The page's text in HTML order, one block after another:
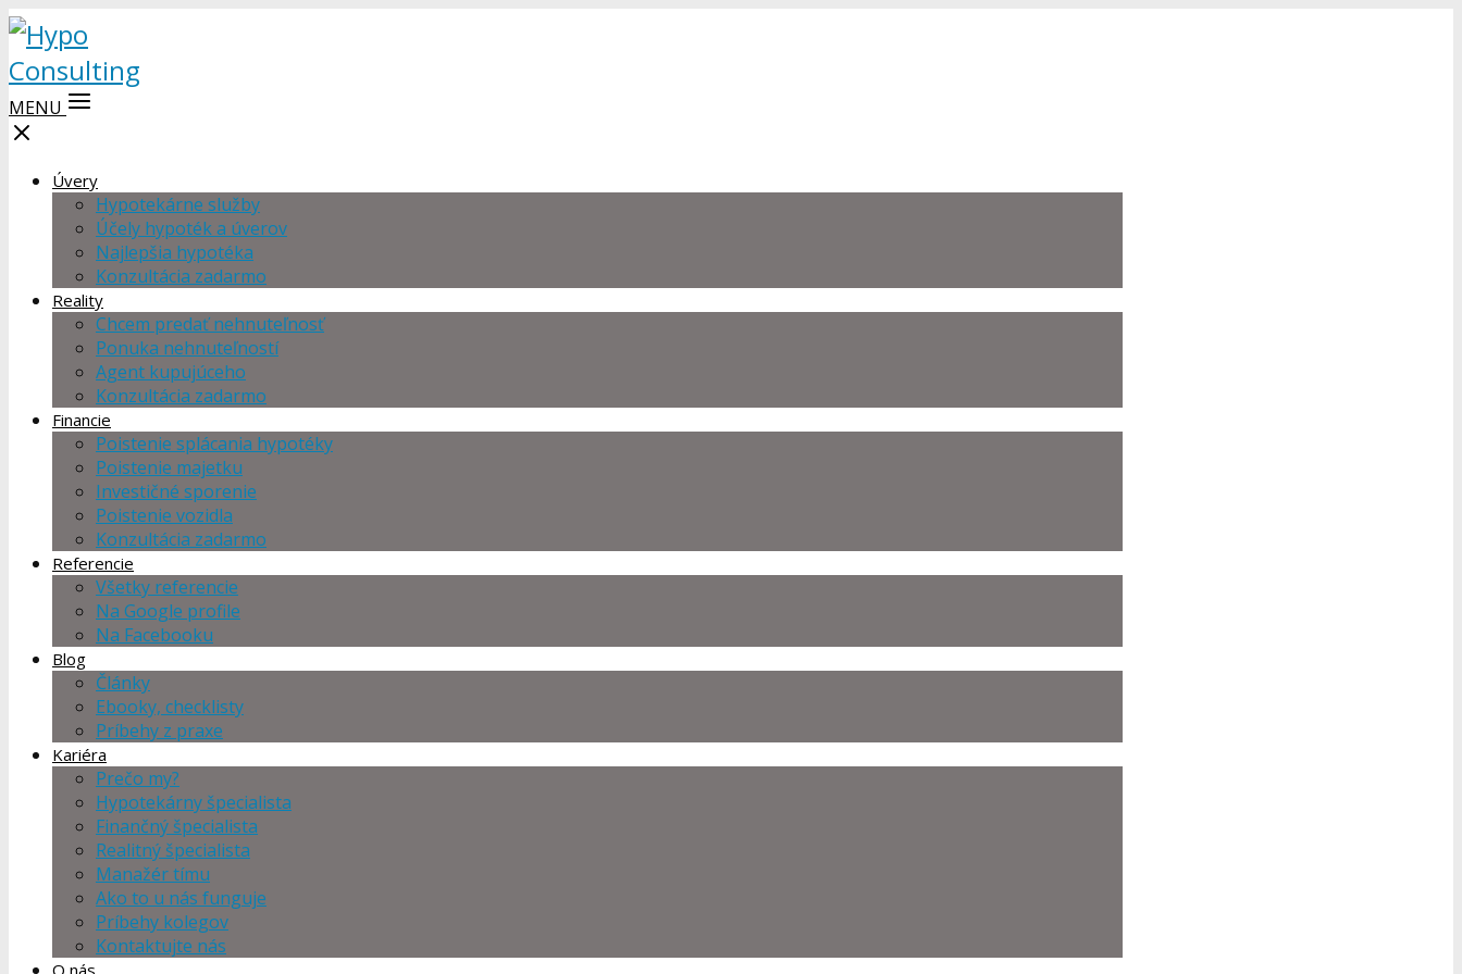
MENU
Úvery
Hypotekárne služby
Účely hypoték a úverov
Najlepšia hypotéka
Konzultácia zadarmo
Reality
Chcem predať nehnuteľnosť
Ponuka nehnuteľností
Agent kupujúceho
Konzultácia zadarmo
Financie
Poistenie splácania hypotéky
Poistenie majetku
Investičné sporenie
Poistenie vozidla
Konzultácia zadarmo
Referencie
Všetky referencie
Na Google profile
Na Facebooku
Blog
Články
Ebooky, checklisty
Príbehy z praxe
Kariéra
Prečo my?
Hypotekárny špecialista
Finančný špecialista
Realitný špecialista
Manažér tímu
Ako to u nás funguje
Príbehy kolegov
Kontaktujte nás
O nás